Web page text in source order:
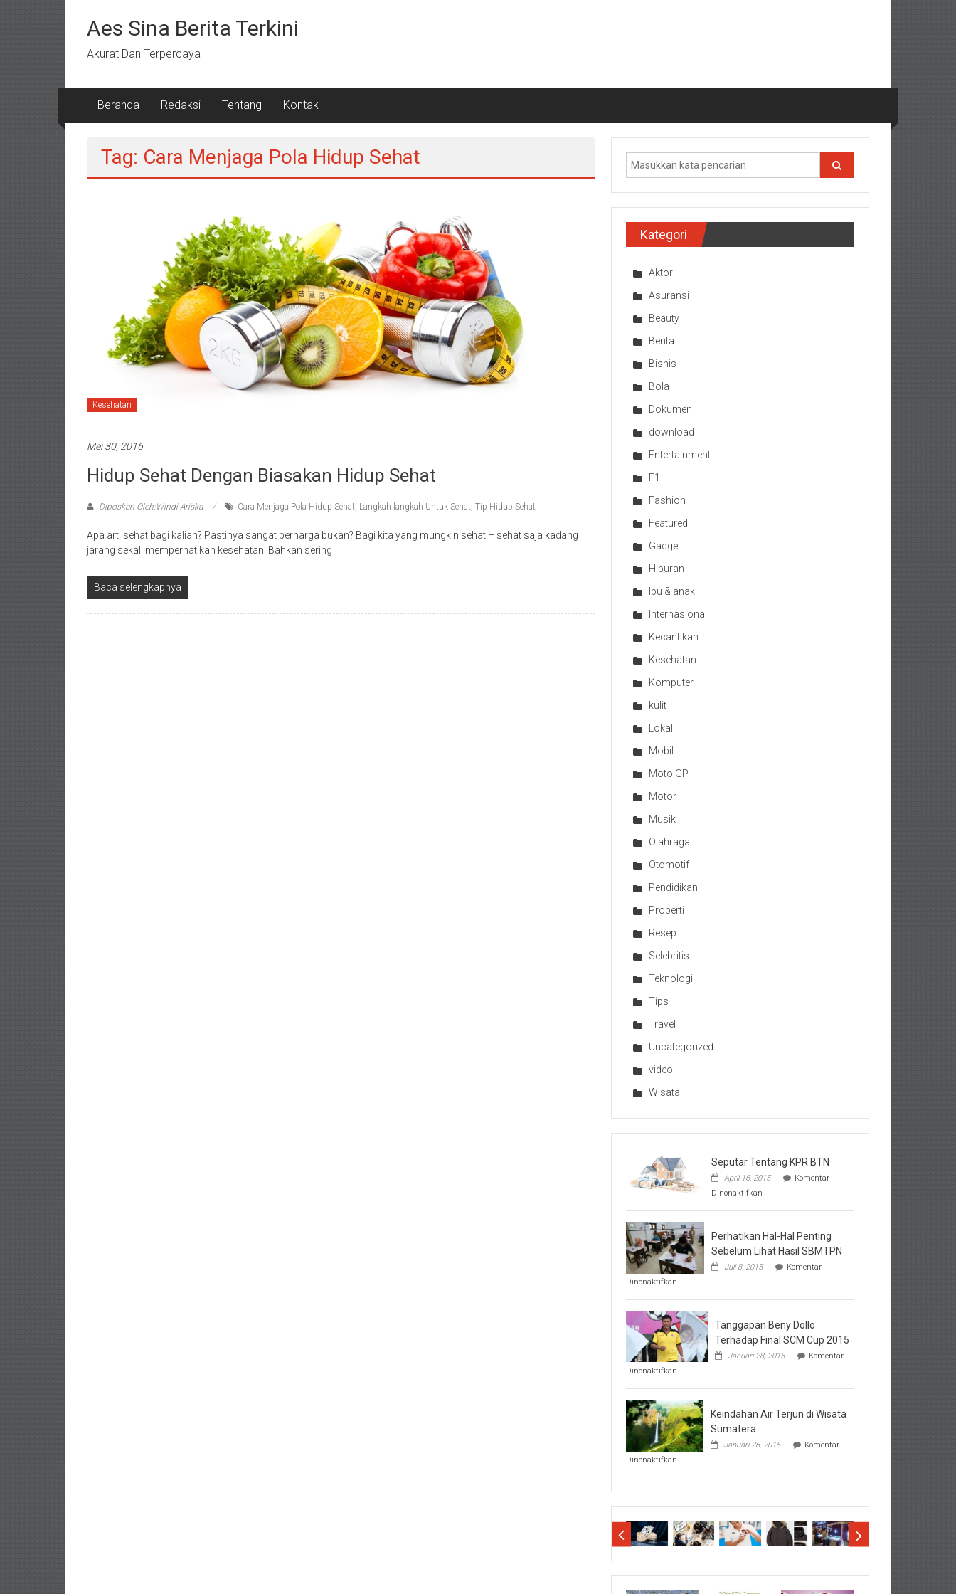
kontenAes Sina Berita Terkini
Akurat Dan Terpercaya
Beranda Redaksi Tentang Kontak
Tag: Cara Menjaga Pola Hidup Sehat
Kesehatan
Mei 30, 2016
Hidup Sehat Dengan Biasakan Hidup Sehat
Diposkan Oleh:Windi Ariska Cara Menjaga Pola Hidup Sehat, Langkah langkah Untuk Sehat, Tip Hidup Sehat
Apa arti sehat bagi kalian? Pastinya sangat berharga bukan? Bagi kita yang mungkin sehat – sehat saja kadang
jarang sekali memperhatikan kesehatan. Bahkan sering
Baca selengkapnya
Kategori
Aktor
Asuransi
Beauty
Berita
Bisnis
Bola
Dokumen
download
Entertainment
F1
Fashion
Featured
Gadget
Hiburan
Ibu & anak
Internasional
Kecantikan
Kesehatan
Komputer
kulit
Lokal
Mobil
Moto GP
Motor
Musik
Olahraga
Otomotif
Pendidikan
Properti
Resep
Selebritis
Teknologi
Tips
Travel
Uncategorized
video
Wisata
Seputar Tentang KPR BTN
April 16, 2015
Komentar
Dinonaktifkan
Tentang
BTN
Perhatikan Hal-Hal Penting
Sebelum Lihat Hasil SBMTPN
Juli 8, 2015
Komentar
Dinonaktifkan
Hal-
Hal
Penting
Sebelum
Lihat
Hasil
Tanggapan Beny Dollo
Terhadap Final SCM Cup 2015
Januari 28, 2015
Komentar
Dinonaktifkan
Beny
Dollo
Terhadap
Final
SCM
Cup
Keindahan Air Terjun di Wisata
Sumatera
Januari 26, 2015
Komentar
Dinonaktifkan
Terjun
Sumatera